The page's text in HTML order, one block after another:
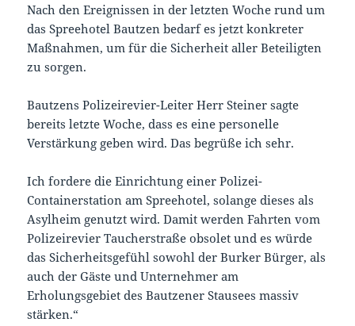
Nach den Ereignissen in der letzten Woche rund um
das Spreehotel Bautzen bedarf es jetzt konkreter
Maßnahmen, um für die Sicherheit aller Beteiligten
zu sorgen.
Bautzens Polizeirevier-Leiter Herr Steiner sagte
bereits letzte Woche, dass es eine personelle
Verstärkung geben wird. Das begrüße ich sehr.
Ich fordere die Einrichtung einer Polizei-
Containerstation am Spreehotel, solange dieses als
Asylheim genutzt wird. Damit werden Fahrten vom
Polizeirevier Taucherstraße obsolet und es würde
das Sicherheitsgefühl sowohl der Burker Bürger, als
auch der Gäste und Unternehmer am
Erholungsgebiet des Bautzener Stausees massiv
stärken.“